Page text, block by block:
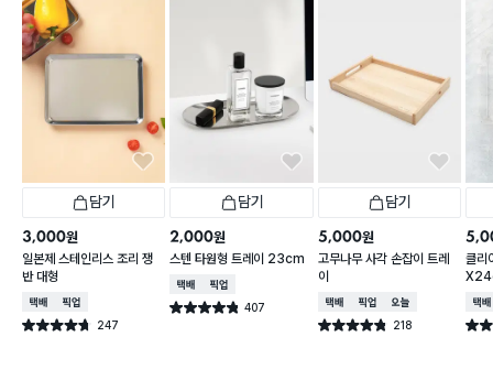
담기
3,000원
일본제 스테인리스 조리 쟁
반 대형
택배배송매장픽업
별점 4.7점 247
건 작성
담기
2,000원
스텐 타원형 트레이 23cm
택배배송매장픽업
별점 4.8점 407
건 작성
담기
5,000원
고무나무 사각 손잡이 트레
이
택배배송매장픽업오늘배송
별점 4.8점 218
건 작성
클리
택배
별점